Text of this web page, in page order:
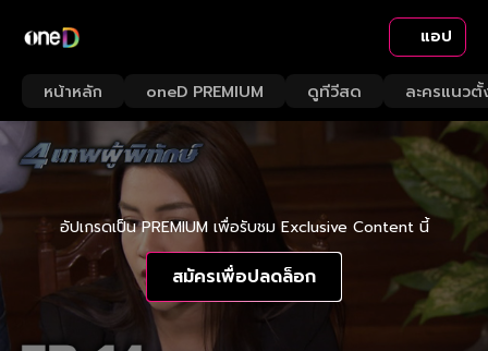
แอป
หน้าหลัก oneD PREMIUM ดูทีวีสด ละครแนวตั้
อัปเกรดเป็น PREMIUM เพื่อรับชม Exclusive Content นี้
สมัครเพื่อปลดล็อก